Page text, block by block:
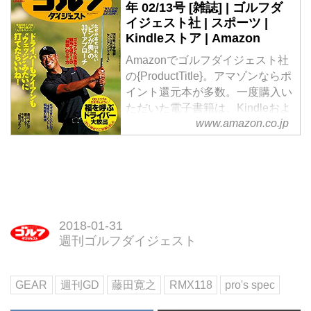
年 02/13号 [雑誌] | ゴルフダ
イジェスト社 | スポーツ |
Kindleストア | Amazon
Amazonでゴルフダイジェスト社
の{ProductTitle}。アマゾンならポ
イント還元本が多数。一度購入い
ただいた電子書籍は、Kindleおよ
びFire端末、スマートフォンやタ
www.amazon.co.jp
2018-01-31
週刊ゴルフダイジェスト
GEAR 週刊GD 藤田寛之 RMX118 pro's spec